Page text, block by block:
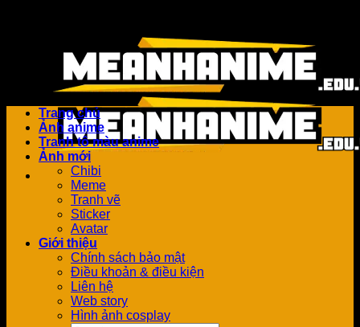
Trang chủ
Ảnh anime
Tranh tô màu anime
Ảnh mới
Chibi
Meme
Tranh vẽ
Sticker
Avatar
Giới thiệu
Chính sách bảo mật
Điều khoản & điều kiện
Liên hệ
Web story
Hình ảnh cosplay